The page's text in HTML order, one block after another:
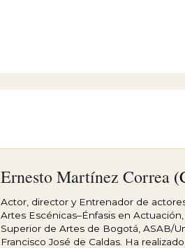
Ernesto Martínez Correa
Actor, director y Entrenador de
Artes Escénicas–Énfasis en
Superior de Artes de Bogotá, ASAB/
Francisco José de Caldas. Ha